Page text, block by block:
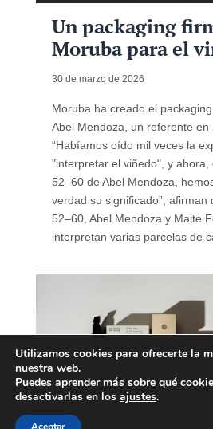
Un packaging
Moruba para el
30 de marzo de 2026
Moruba ha creado el
Abel Mendoza, un referente en
“Habíamos oído mil veces la
"interpretar el viñedo", y ahora,
52–60 de Abel Mendoza,
verdad su significado”, afirman
52–60, Abel Mendoza y Maite
interpretan varias parcelas de
Utilizamos cookies para ofrecerte la
nuestra web.
Puedes aprender más sobre qué
desactivarlas en los ajustes.